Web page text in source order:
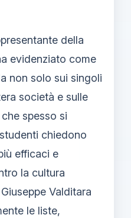
della
evidenziato come
non solo sui singoli
società e sulle
spesso si
chiedono
efficaci e
la cultura
Valditara
le liste,